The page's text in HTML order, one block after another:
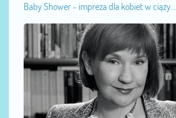
Baby Shower - impreza dla kobiet w ciąży...